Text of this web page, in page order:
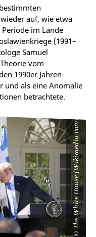
auf, wie etwa
im Lande
(1991–
Samuel
vom
1990er Jahren
und als eine Anomalie
betrachtete.
©
The White House (Wikimedia commons)